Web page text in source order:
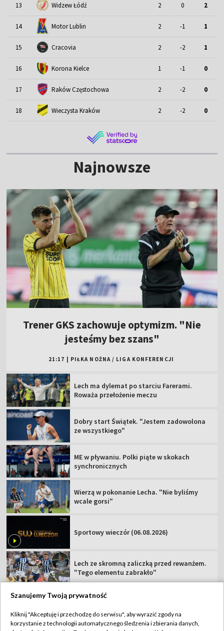
13 Widzew Łódź 2 0 2
14 Motor Lublin 2 -1 1
15 Cracovia 2 -2 1
16 Korona Kielce 1 -1 0
17 Raków Częstochowa 2 -2 0
18 Wieczysta Kraków 2 -2 0
Najnowsze
Trener GKS zachowuje optymizm. "Nie
jesteśmy bez szans"
21:17 PIŁKA NOŻNA / LIGA KONFERENCJI
Lech ma dylemat po starciu Farerami.
Roważa przełożenie meczu
Dobry start Świątek. "Jestem zadowolona
ze wszystkiego"
ME w pływaniu. Polki piąte w skokach
synchronicznych
Wierzą w pokonanie Lecha. "Nie byliśmy
wcale gorsi"
Sportowy wieczór (06.08.2026)
Lech ze skromną zaliczką przed rewanżem.
"Tego elementu zabrakło"
TVP
Szanujemy Twoją prywatność
Kliknij "Akceptuję i przechodzę do serwisu", aby wyrazić zgody na
korzystanie z technologii automatycznego śledzenia i zbierania danych,